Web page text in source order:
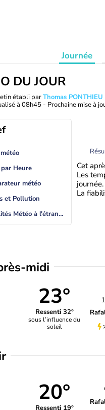
Journée
DU JOUR
établi parThomas PONTHIEU
à 08h45 - Prochaine mise à
Heure
météo
et Pollution
Actualités Météo à l'étranger
Cet
Les
journée.
La
midi
23°
Ressenti 32°
sous l’influence du
soleil
20°
Ressenti 19°